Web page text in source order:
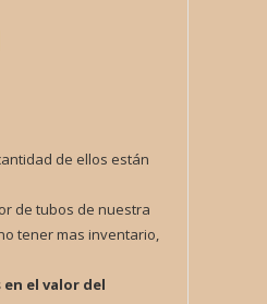
de ellos están
de tubos de nuestra
tener mas inventario,
el valor del